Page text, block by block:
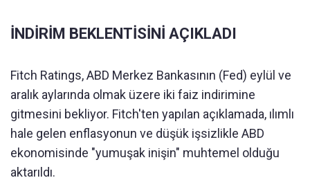
İNDİRİM BEKLENTİSİNİ AÇIKLADI
Fitch Ratings, ABD Merkez Bankasının (Fed) eylül ve
aralık aylarında olmak üzere iki faiz indirimine
gitmesini bekliyor. Fitch'ten yapılan açıklamada, ılımlı
hale gelen enflasyonun ve düşük işsizlikle ABD
ekonomisinde "yumuşak inişin" muhtemel olduğu
aktarıldı.